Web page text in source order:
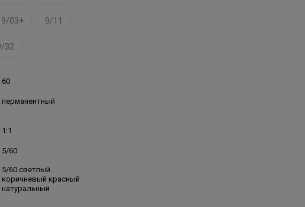
9/03+ 9/11
32
60
перманентный
1:1
5/60
5/60 светлый
коричневый красный
натуральный